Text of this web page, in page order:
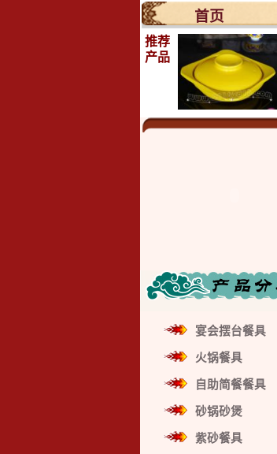
首页
推荐
产品
宴会摆台餐具
火锅餐具
自助简餐餐具
砂锅砂煲
紫砂餐具